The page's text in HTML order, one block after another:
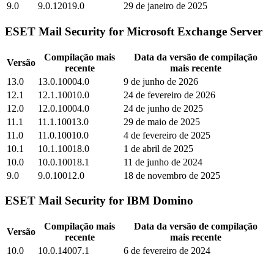
9.0
9.0.12019.0 29 de janeiro de 2025
ESET Mail Security for Microsoft Exchange Server
Versão
Compilação mais
recente
Data da versão de compilação
mais recente
13.0
13.0.10004.0
9 de junho de 2026
12.1
12.1.10010.0
24 de fevereiro de 2026
12.0
12.0.10004.0
24 de junho de 2025
11.1
11.1.10013.0
29 de maio de 2025
11.0
11.0.10010.0
4 de fevereiro de 2025
10.1
10.1.10018.0
1 de abril de 2025
10.0
10.0.10018.1
11 de junho de 2024
9.0
9.0.10012.0 18 de novembro de 2025
ESET Mail Security for IBM Domino
Versão
Compilação mais
recente
Data da versão de compilação
mais recente
10.0
10.0.14007.1
6 de fevereiro de 2024